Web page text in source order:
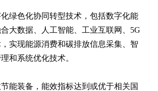
化绿色化协同转型技术，包括数字化能
大数据、人工智能、工业互联网、5G
实现能源消费和碳排放信息采集、智
和系统优化技术。
节能装备，能效指标达到或优于相关国